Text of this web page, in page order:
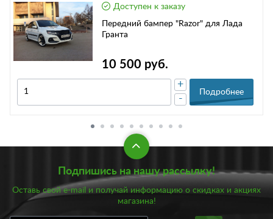
Доступен к заказу
Передний бампер "Razor" для Лада
Гранта
10 500 руб.
-
+
Подробнее
Подпишись на нашу рассылку!
Оставь свой e-mail и получай информацию о скидках и акциях
магазина!